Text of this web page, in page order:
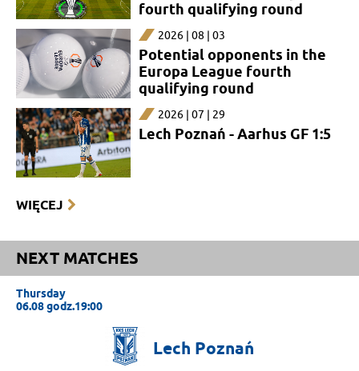
fourth qualifying round
2026 | 08 | 03
Potential opponents in the
Europa League fourth
qualifying round
2026 | 07 | 29
Lech Poznań - Aarhus GF 1:5
WIĘCEJ
NEXT MATCHES
Thursday
06.08 godz.19:00
Lech Poznań